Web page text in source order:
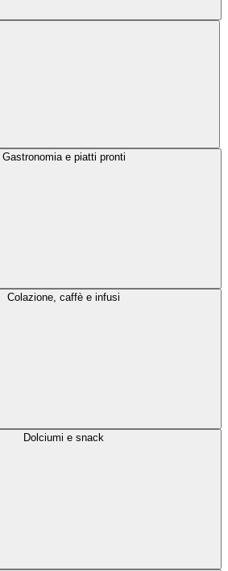
Gastronomia e piatti pronti
Colazione, caffè e infusi
Dolciumi e snack